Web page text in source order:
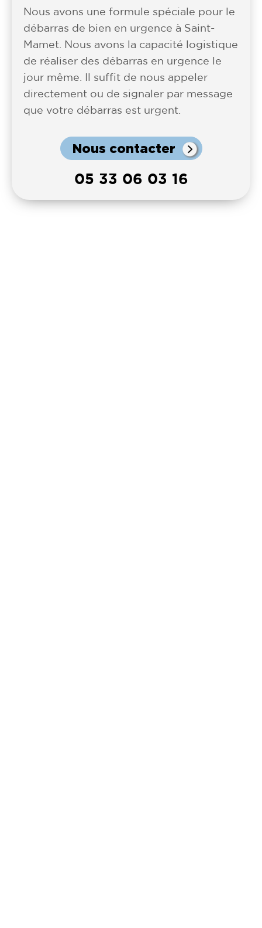
Nous avons une formule spéciale pour le
débarras de bien en urgence à Saint-
Mamet. Nous avons la capacité logistique
de réaliser des débarras en urgence le
jour même. Il suffit de nous appeler
directement ou de signaler par message
que votre débarras est urgent.
Nous contacter
05 33 06 03 16